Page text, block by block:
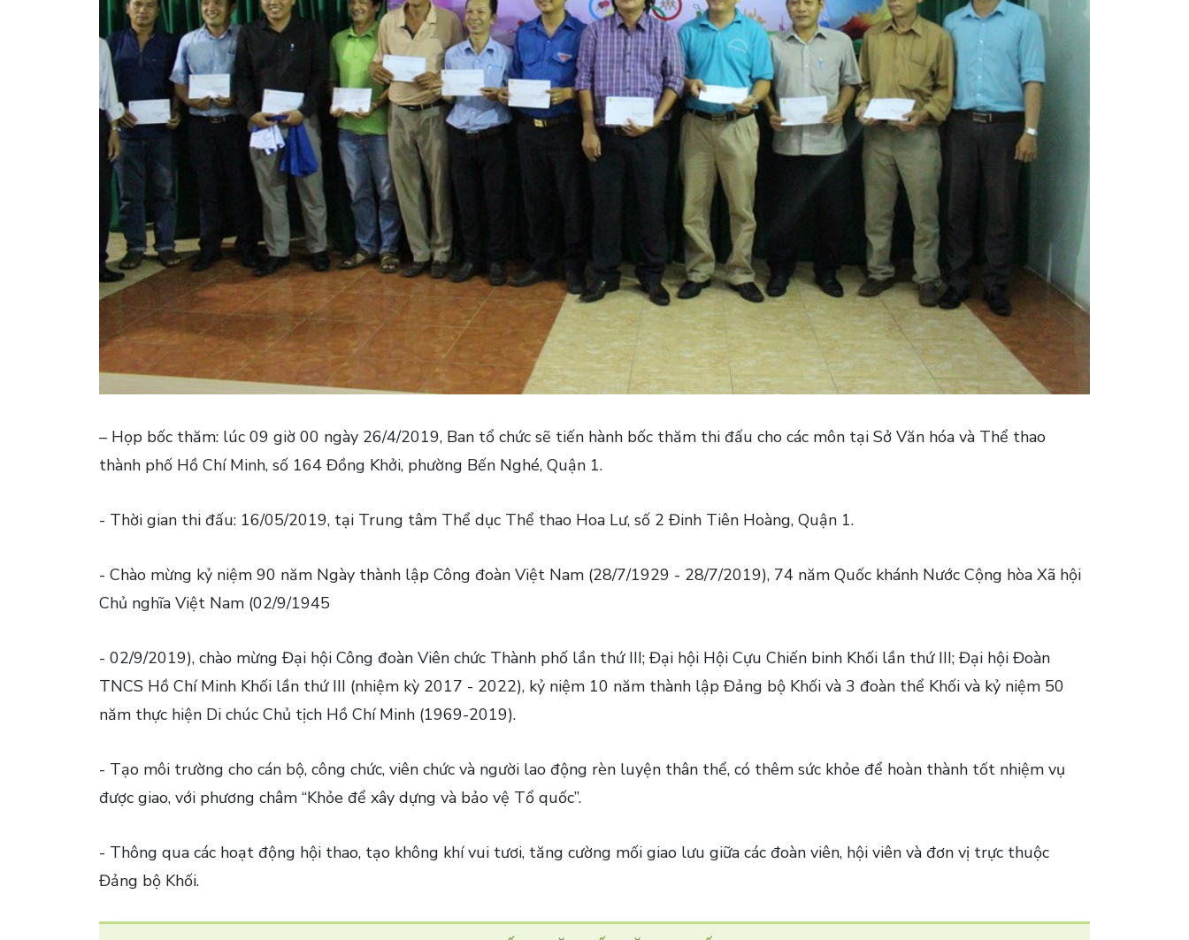
– Họp bốc thăm: lúc 09 giờ 00 ngày 26/4/2019, Ban tổ chức sẽ tiến hành bốc thăm thi đấu cho các môn tại Sở Văn hóa và Thể thao
thành phố Hồ Chí Minh, số 164 Đồng Khởi, phường Bến Nghé, Quận 1.
- Thời gian thi đấu: 16/05/2019, tại Trung tâm Thể dục Thể thao Hoa Lư, số 2 Đinh Tiên Hoàng, Quận 1.
- Chào mừng kỷ niệm 90 năm Ngày thành lập Công đoàn Việt Nam (28/7/1929 - 28/7/2019), 74 năm Quốc khánh Nước Cộng hòa Xã hội
Chủ nghĩa Việt Nam (02/9/1945
- 02/9/2019), chào mừng Đại hội Công đoàn Viên chức Thành phố lần thứ III; Đại hội Hội Cựu Chiến binh Khối lần thứ III; Đại hội Đoàn
TNCS Hồ Chí Minh Khối lần thứ III (nhiệm kỳ 2017 - 2022), kỷ niệm 10 năm thành lập Đảng bộ Khối và 3 đoàn thể Khối và kỷ niệm 50
năm thực hiện Di chúc Chủ tịch Hồ Chí Minh (1969-2019).
- Tạo môi trường cho cán bộ, công chức, viên chức và người lao động rèn luyện thân thể, có thêm sức khỏe để hoàn thành tốt nhiệm vụ
được giao, với phương châm “Khỏe để xây dựng và bảo vệ Tổ quốc”.
- Thông qua các hoạt động hội thao, tạo không khí vui tươi, tăng cường mối giao lưu giữa các đoàn viên, hội viên và đơn vị trực thuộc
Đảng bộ Khối.